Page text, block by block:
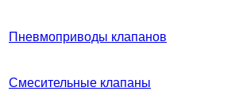
Пневмоприводы клапанов
Смесительные клапаны